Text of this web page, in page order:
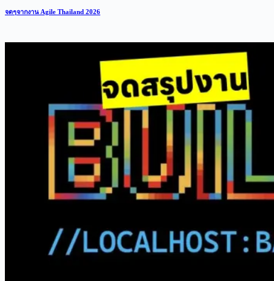
จดๆจากงาน Agile Thailand 2026